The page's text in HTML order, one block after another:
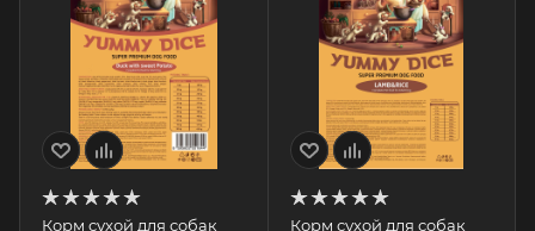
Корм сухой для собак
Корм сухой для собак